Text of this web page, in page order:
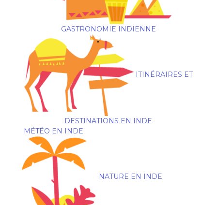
GASTRONOMIE INDIENNE
ITINÉRAIRES ET
DESTINATIONS EN INDE
MÉTÉO EN INDE
NATURE EN INDE